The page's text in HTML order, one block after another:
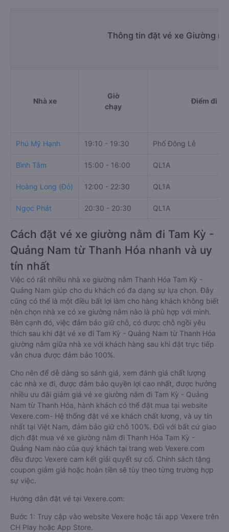
Thông tin đặt vé xe Giường
Nhà xe
Giờ
chạy
Điểm đi
Phú Mỹ Hạnh 19:10 - 19:30 Phố Đông Lễ
Bình Tâm 15:00 - 16:00 QL1A
Hoàng Long (Đỏ) 12:00 - 22:30 QL1A
Ngọc Phát 20:30 - 20:30 QL1A
Cách đặt vé xe giường nằm đi Tam Kỳ -
Quảng Nam từ Thanh Hóa nhanh và uy
tín nhất
Việc có rất nhiều nhà xe giường nằm Thanh Hóa Tam Kỳ -
Quảng Nam giúp cho du khách có đa dạng sự lựa chọn. Đây
cũng có thể là một điều bất lợi làm cho hàng khách không biết
nên chọn nhà xe có xe giường nằm nào là phù hợp với mình.
Bên cạnh đó, việc đảm bảo giữ chỗ, có được chỗ ngồi yêu
thích sau khi đặt vé xe đi Tam Kỳ - Quảng Nam từ Thanh Hóa
giường nằm giữa nhà xe với khách hàng sau khi đặt trực tiếp
vẫn chưa được đảm bảo 100%.
Cho nên để dễ dàng so sánh giá, xem đánh giá chất lượng
các nhà xe đi, được đảm bảo quyền lợi cao nhất, được hưởng
nhiều ưu đãi giảm giá vé xe giường nằm đi Tam Kỳ - Quảng
Nam từ Thanh Hóa, hành khách có thể đặt mua tại website
Vexere.com- Hệ thống đặt vé xe khách chất lượng, và uy tín
nhất tại Việt Nam, đảm bảo giữ chỗ 100%. Đối với bất cứ giao
dịch đặt mua vé xe giường nằm đi Thanh Hóa Tam Kỳ -
Quảng Nam nào của quý khách tại trang web Vexere.com
đều được Vexere cam kết giải quyết sự cố. Chính sách tặng
coupon giảm giá hoặc hoàn tiền sẽ tùy theo từng trường hợp
sự việc.
Hướng dẫn đặt vé tại Vexere.com:
Bước 1: Truy cập vào website Vexere hoặc tải app Vexere trên
CH Play hoặc App Store.